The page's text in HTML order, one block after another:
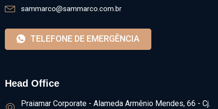
sammarco@sammarco.com.br
TELEFONE DE EMERGÊNCIA
Head Office
Praiamar Corporate - Alameda Armênio Mendes, 66 - Cj.